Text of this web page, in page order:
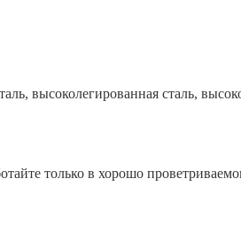
высоколегированная сталь,
только в хорошо